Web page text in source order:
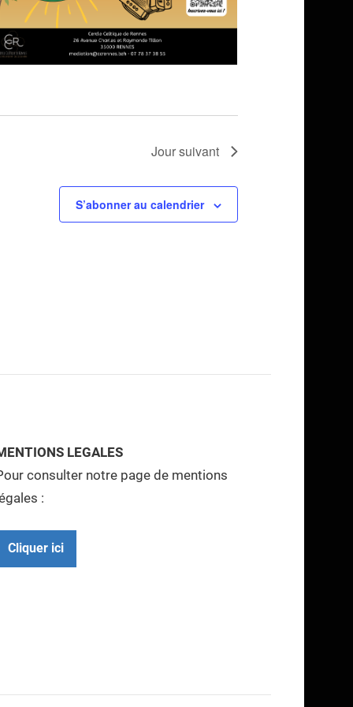
Jour suivant
S’abonner au calendrier
LEGALES
consulter notre page de mentions
:
Cliquer ici